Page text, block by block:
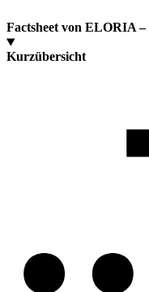
Factsheet von ELORIA
Kurzübersicht